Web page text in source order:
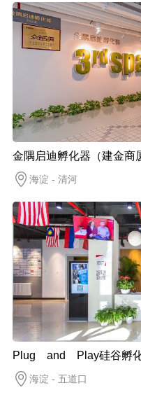
金隅启迪孵化器（建金商
海淀 - 清河
Plug and Play硅谷孵化
海淀 - 五道口